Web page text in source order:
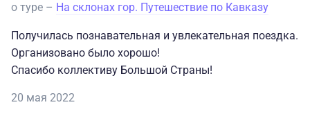
о туре – На склонах гор. Путешествие по Кавказу
Получилась познавательная и увлекательная поездка.
Организовано было хорошо!
Спасибо коллективу Большой Страны!
20 мая 2022